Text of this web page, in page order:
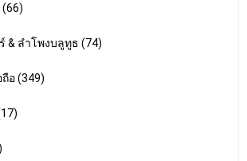
(66)
& ลำโพงบลูทูธ (74)
อ (349)